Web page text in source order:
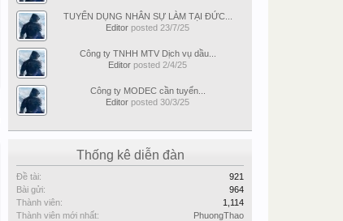
TUYỂN DỤNG NHÂN SỰ LÀM TẠI ĐỨC...
Editor posted 23/7/25
Công ty TNHH MTV Dịch vụ dầu...
Editor posted 2/4/25
Công ty MODEC cần tuyển...
Editor posted 30/3/25
Thống kê diễn đàn
Đề tài:
921
Bài gửi:
964
Thành viên:
1,114
Thành viên mới nhất:
PhuongThao